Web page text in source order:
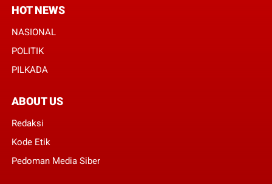
HOT NEWS
NASIONAL
POLITIK
PILKADA
ABOUT US
Redaksi
Kode Etik
Pedoman Media Siber